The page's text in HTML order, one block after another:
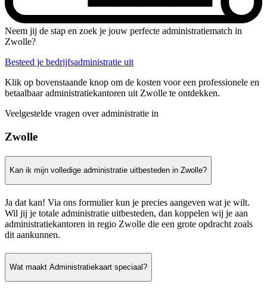
Neem jij de stap en zoek je jouw perfecte administratiematch in
Zwolle?
Besteed je bedrijfsadministratie uit
Klik op bovenstaande knop om de kosten voor een professionele en
betaalbaar administratiekantoren uit Zwolle te ontdekken.
Veelgestelde vragen over administratie in
Zwolle
Kan ik mijn volledige administratie uitbesteden in Zwolle?
Ja dat kan! Via ons formulier kun je precies aangeven wat je wilt.
Wil jij je totale administratie uitbesteden, dan koppelen wij je aan
administratiekantoren in regio Zwolle die een grote opdracht zoals
dit aankunnen.
Wat maakt Administratiekaart speciaal?